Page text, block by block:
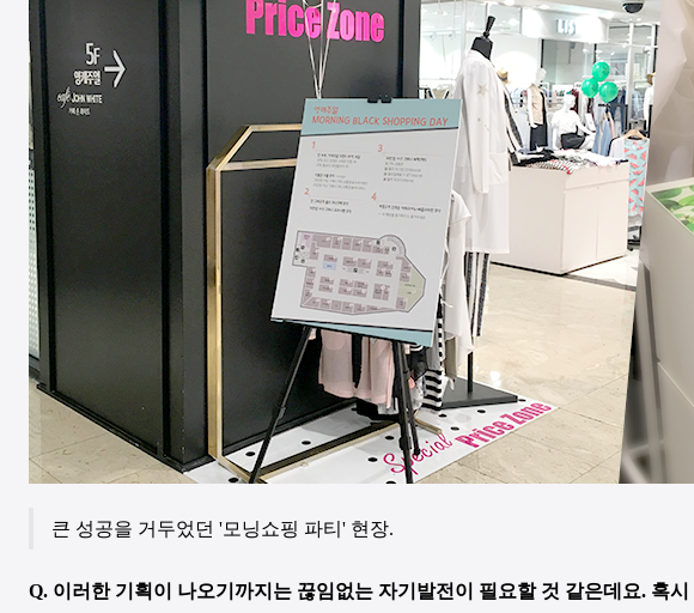
큰 성공을 거두었던 '모닝쇼핑 파티' 현장.
Q. 이러한 기획이 나오기까지는 끊임없는 자기발전이 필요할 것 같은데요. 혹시